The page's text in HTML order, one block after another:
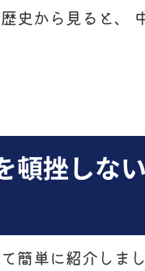
史から見ると、
頓挫しな
簡単に紹介しま